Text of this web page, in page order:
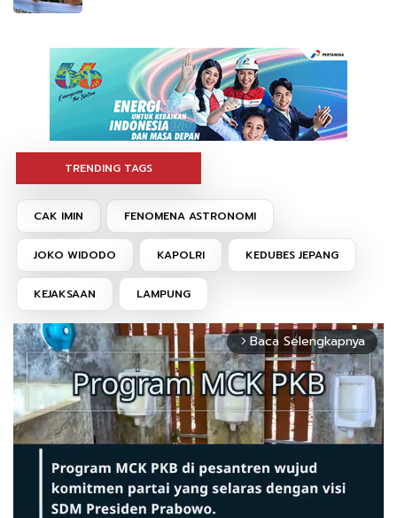
TRENDING TAGS
CAK IMIN FENOMENA ASTRONOMI
JOKO WIDODO KAPOLRI KEDUBES JEPANG
KEJAKSAAN LAMPUNG
arrow_forward_ios Baca Selengkapnya